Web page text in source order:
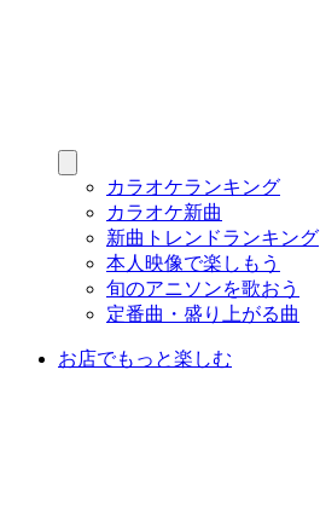
カラオケランキング
カラオケ新曲
新曲トレンドランキング
本人映像で楽しもう
旬のアニソンを歌おう
定番曲・盛り上がる曲
お店でもっと楽しむ